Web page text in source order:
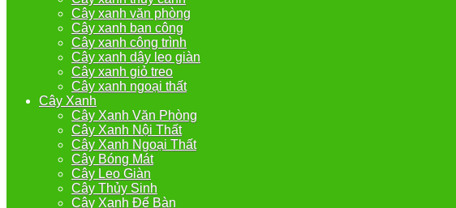
Cây xanh văn phòng
Cây xanh ban công
Cây xanh công trình
Cây xanh dây leo giàn
Cây xanh giỏ treo
Cây xanh ngoại thất
Cây Xanh
Cây Xanh Văn Phòng
Cây Xanh Nội Thất
Cây Xanh Ngoại Thất
Cây Bóng Mát
Cây Leo Giàn
Cây Thủy Sinh
Cây Xanh Để Bàn